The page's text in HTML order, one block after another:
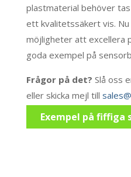
plastmaterial behöver
ett kvalitetssäkert vis.
möjligheter att excellera
goda exempel på
Frågor på det? Slå oss
eller skicka mejl till
Exempel på fiffiga